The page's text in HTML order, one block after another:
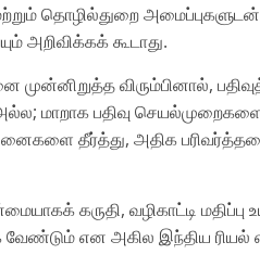
தொழில்துறை
அறிவிக்கக் கூடாது.
விரும்பினால்,
அல்ல; மாறாக பதிவு
தீர்த்து, அதிக
கருதி, வழிகாட்டி மதிப்பு
என அகில இந்திய ரியல்